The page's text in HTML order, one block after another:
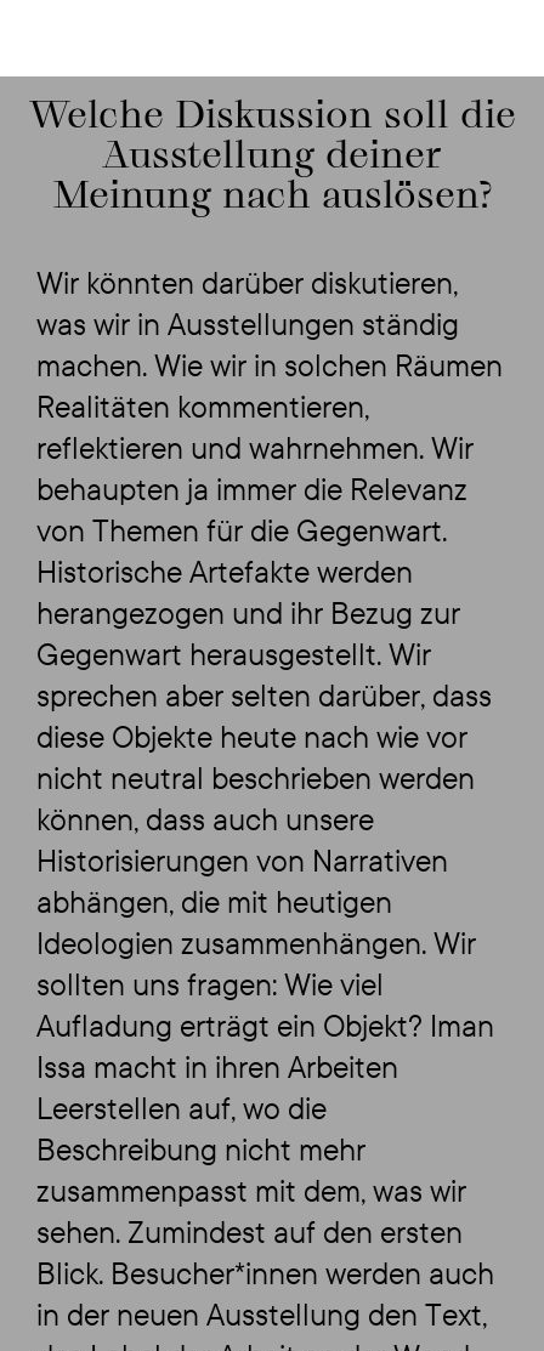
Welche Diskussion soll die
Ausstellung deiner
Meinung nach auslösen?
Wir könnten darüber diskutieren,
was wir in Ausstellungen ständig
machen. Wie wir in solchen Räumen
Realitäten kommentieren,
reflektieren und wahrnehmen. Wir
behaupten ja immer die Relevanz
von Themen für die Gegenwart.
Historische Artefakte werden
herangezogen und ihr Bezug zur
Gegenwart herausgestellt. Wir
sprechen aber selten darüber, dass
diese Objekte heute nach wie vor
nicht neutral beschrieben werden
können, dass auch unsere
Historisierungen von Narrativen
abhängen, die mit heutigen
Ideologien zusammenhängen. Wir
sollten uns fragen: Wie viel
Aufladung erträgt ein Objekt? Iman
Issa macht in ihren Arbeiten
Leerstellen auf, wo die
Beschreibung nicht mehr
zusammenpasst mit dem, was wir
sehen. Zumindest auf den ersten
Blick. Besucher*innen werden auch
in der neuen Ausstellung den Text,